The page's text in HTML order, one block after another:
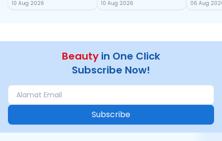
Comeback Girlband
10 Aug 2026
Spray di Teras by Plataran
10 Aug 2026 06 Aug
Beauty in One Click
Subscribe Now!
Subscribe